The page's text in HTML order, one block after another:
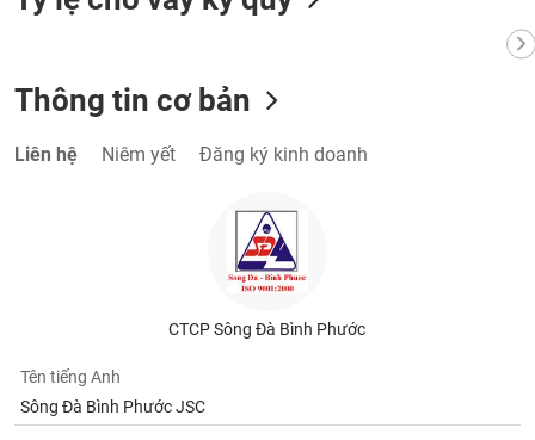
Thông tin cơ bản
Liên hệ Niêm yết Đăng ký kinh doanh
CTCP Sông Đà Bình Phước
Tên tiếng Anh
Sông Đà Bình Phước JSC
VỤ
SẢN